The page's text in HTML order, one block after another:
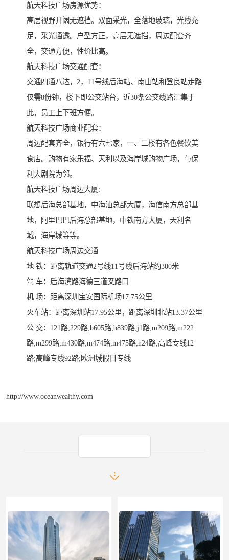
航天科技广场房源优势：
高层视野开阔无遮挡。双面采光，全落地玻璃，光线充
足，采光通透。户型方正，高层无遮挡，周边配套齐
全，交通方便，性价比高。
航天科技广场交通配套：
交通四通八达，2，11号线后海站、南山站和登良站走路
仅需8份钟，楼下即公交站台，近30条公交线路汇集于
此，员工上下班方便。
航天科技广场商业配套：
周边配套齐全，银行有六七家，一、二楼有各色餐饮美
食店。购物有家乐福、天利以及海岸城购物广场，与保
利大剧院为邻。
航天科技广场周边大厦:
联想后海总部基地，中海油总部大厦，海信南方总部基
地，阿里巴巴后海总部基地，中铁南方大厦，天利名
城，海岸城等等。
航天科技广场周边交通
地 铁：距离轨道交通2号线11号线后海站约300米
驾 车：后海滨路海德三道叉路口
机 场：距离深圳宝安国际机场17.75公里
火车站：距离深圳站17.95公里，距离深圳北站13.37公里
公 交：121路;229路;b605路;b839路;j1路;m209路;m222
路;m299路;m430路;m474路;m475路;n24路;高峰专线12
路;高峰专线92路;欧洲城假日专线
http://www.oceanwealthy.com